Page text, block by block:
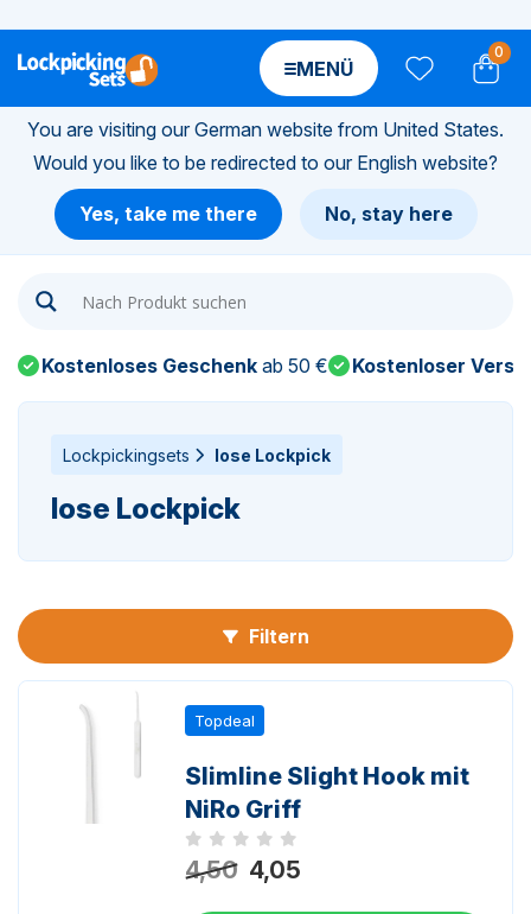
0
MENÜ
You are visiting our German website from United States.
Would you like to be redirected to our English website?
Yes, take me there No, stay here
Kostenloses Geschenk ab 50 € Kostenloser
Lockpickingsets lose Lockpick
lose Lockpick
Filtern
Topdeal
Slimline Slight Hook mit
NiRo Griff
Noch keine Bewertungen
4,50 4,05